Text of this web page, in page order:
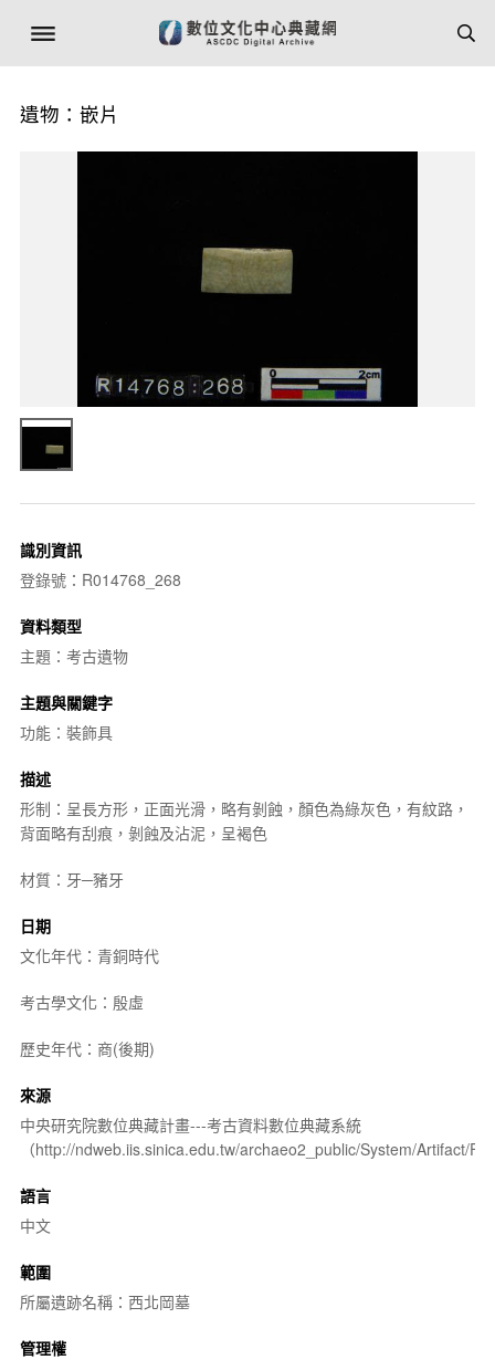
遺物：嵌片
識別資訊
登錄號：R014768_268
資料類型
主題：考古遺物
主題與關鍵字
功能：裝飾具
描述
形制：呈長方形，正面光滑，略有剝蝕，顏色為綠灰色，有紋路，
背面略有刮痕，剝蝕及沾泥，呈褐色
材質：牙─豬牙
日期
文化年代：青銅時代
考古學文化：殷虛
歷史年代：商(後期)
來源
中央研究院數位典藏計畫---考古資料數位典藏系統
（http://ndweb.iis.sinica.edu.tw/archaeo2_public/System/Artifact/
語言
中文
範圍
所屬遺跡名稱：西北岡墓
管理權